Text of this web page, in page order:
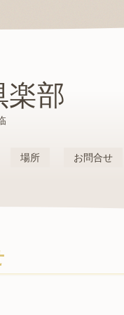
楽部
場所 お問合せ